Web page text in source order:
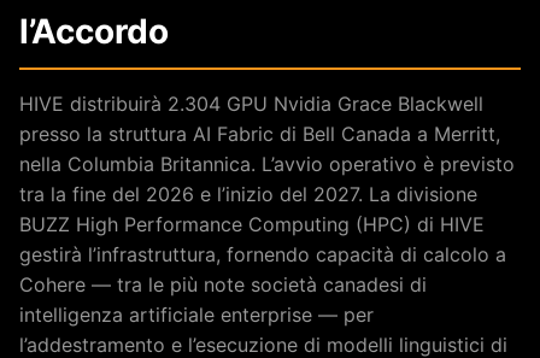
l’Accordo
HIVE distribuirà 2.304 GPU Nvidia Grace Blackwell
presso la struttura AI Fabric di Bell Canada a Merritt,
nella Columbia Britannica. L’avvio operativo è previsto
tra la fine del 2026 e l’inizio del 2027. La divisione
BUZZ High Performance Computing (HPC) di HIVE
gestirà l’infrastruttura, fornendo capacità di calcolo a
Cohere — tra le più note società canadesi di
intelligenza artificiale enterprise — per
l’addestramento e l’esecuzione di modelli linguistici di